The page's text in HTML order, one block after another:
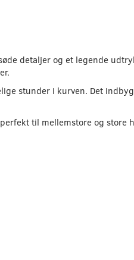
detaljer og et legende
stunder i kurven. Det
til mellemstore og store